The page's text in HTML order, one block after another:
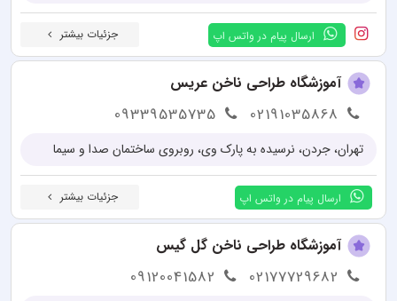
ارسال پیام در واتس اپ جزئیات بیشتر
آموزشگاه طراحی ناخن عریس
02191035868
09339535735
تهران، جردن، نرسیده به پارک وی، روبروی ساختمان صدا و سیما
ارسال پیام در واتس اپ جزئیات بیشتر
آموزشگاه طراحی ناخن گل گیس
02177729682
09120041582